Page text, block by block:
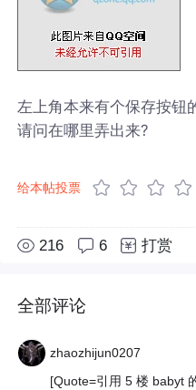
左上角本来有个保存按钮
请问在哪里弄出来?
给本帖投票
216 6 打赏
全部评论
zhaozhijun0207
[Quote=引用 5 楼 babyt